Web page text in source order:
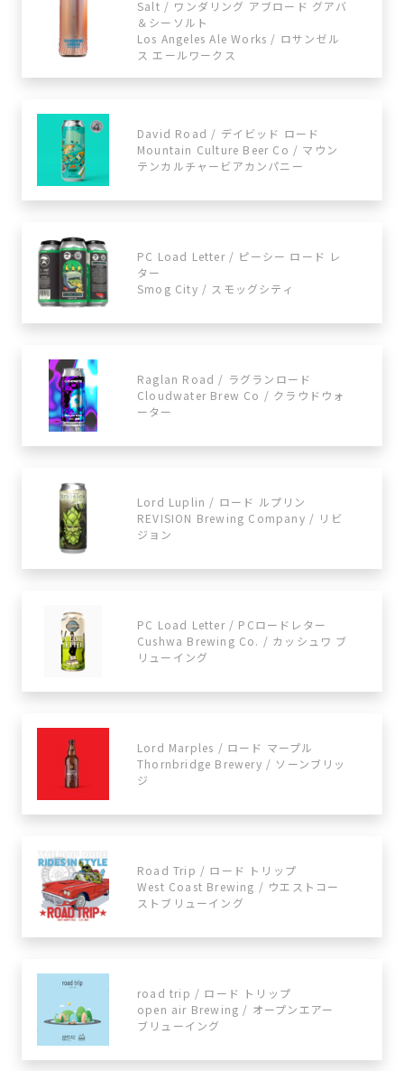
Salt / ワンダリング アブロード グアバ
＆シーソルト
Los Angeles Ale Works / ロサンゼル
ス エールワークス
David Road / デイビッド ロード
Mountain Culture Beer Co / マウン
テンカルチャービアカンパニー
PC Load Letter / ピーシー ロード レ
ター
Smog City / スモッグシティ
Raglan Road / ラグランロード
Cloudwater Brew Co / クラウドウォ
ーター
Lord Luplin / ロード ルプリン
REVISION Brewing Company / リビ
ジョン
PC Load Letter / PCロードレター
Cushwa Brewing Co. / カッシュワ ブ
リューイング
Lord Marples / ロード マープル
Thornbridge Brewery / ソーンブリッ
ジ
Road Trip / ロード トリップ
West Coast Brewing / ウエストコー
ストブリューイング
road trip / ロード トリップ
open air Brewing / オープンエアー
ブリューイング